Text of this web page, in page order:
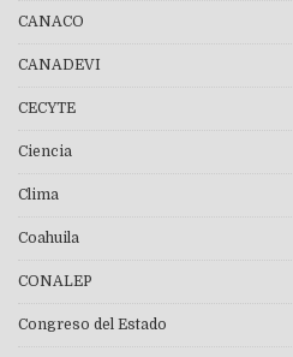
CANACO
CANADEVI
CECYTE
Ciencia
Clima
Coahuila
CONALEP
Congreso del Estado